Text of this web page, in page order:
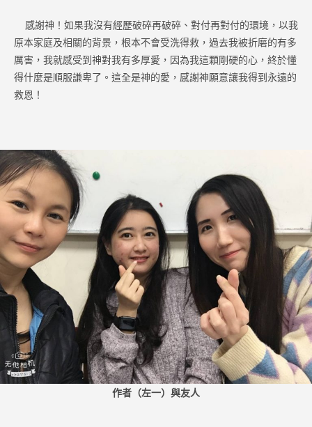
感謝神！如果我沒有經歷破碎再破碎、對付再對付的環境，以我
原本家庭及相關的背景，根本不會受洗得救，過去我被折磨的有多
厲害，我就感受到神對我有多厚愛，因為我這顆剛硬的心，終於懂
得什麼是順服謙卑了。這全是神的愛，感謝神願意讓我得到永遠的
救恩！
作者（左一）與友人